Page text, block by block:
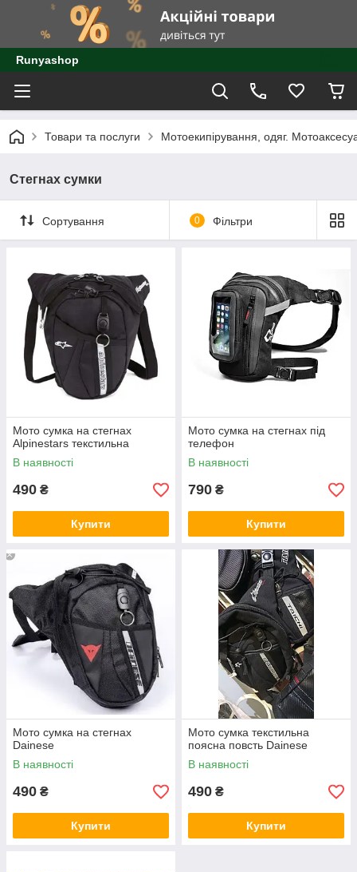
Runyashop
Товари та послуги Мотоекипірування, одяг.
Стегнах сумки
Сортування 0 Фільтри
Мото сумка на стегнах
Alpinestars текстильна
В наявності
490 ₴
Купити
Мото сумка на стегнах під
телефон
В наявності
790 ₴
Купити
Мото сумка на стегнах
Dainese
В наявності
490 ₴
Купити
Мото сумка текстильна
поясна повсть Dainese
В наявності
490 ₴
Купити